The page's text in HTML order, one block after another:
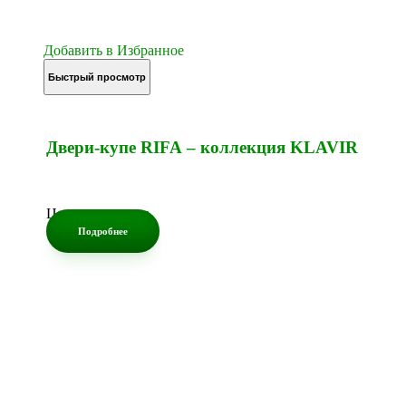
Добавить в Избранное
Быстрый просмотр
Двери-купе RIFA – коллекция KLAVIR
Цена по запросу
Подробнее